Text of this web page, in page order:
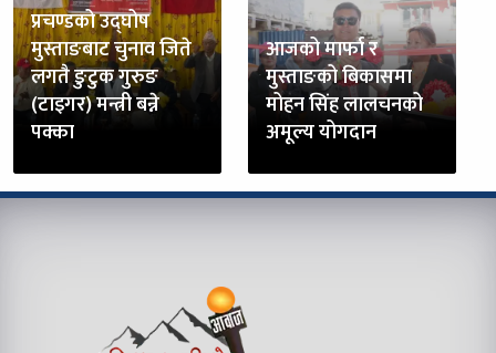
प्रचण्डको उद्घोष
मुस्ताङबाट चुनाव जिते
लगतै ङुटुक गुरुङ
(टाइगर) मन्त्री बन्ने
पक्का
आजको मार्फा र
मुस्ताङको बिकासमा
मोहन सिंह लालचनको
अमूल्य योगदान